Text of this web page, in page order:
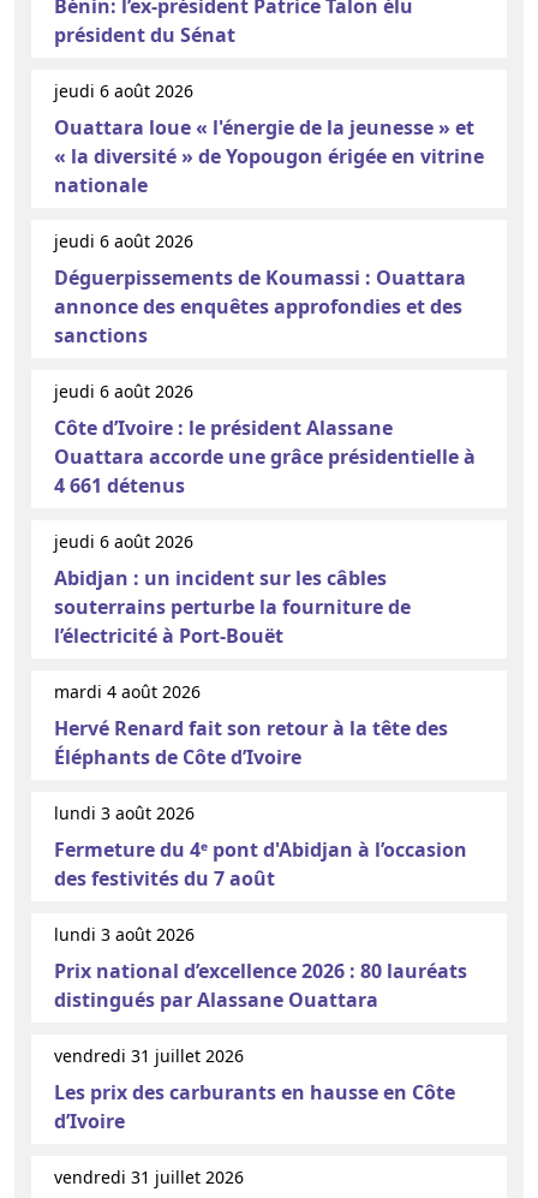
Bénin: l’ex-président Patrice Talon élu
président du Sénat
jeudi 6 août 2026
Ouattara loue « l'énergie de la jeunesse » et
« la diversité » de Yopougon érigée en vitrine
nationale
jeudi 6 août 2026
Déguerpissements de Koumassi : Ouattara
annonce des enquêtes approfondies et des
sanctions
jeudi 6 août 2026
Côte d’Ivoire : le président Alassane
Ouattara accorde une grâce présidentielle à
4 661 détenus
jeudi 6 août 2026
Abidjan : un incident sur les câbles
souterrains perturbe la fourniture de
l’électricité à Port-Bouët
mardi 4 août 2026
Hervé Renard fait son retour à la tête des
Éléphants de Côte d’Ivoire
lundi 3 août 2026
Fermeture du 4ᵉ pont d'Abidjan à l’occasion
des festivités du 7 août
lundi 3 août 2026
Prix national d’excellence 2026 : 80 lauréats
distingués par Alassane Ouattara
vendredi 31 juillet 2026
Les prix des carburants en hausse en Côte
d’Ivoire
vendredi 31 juillet 2026